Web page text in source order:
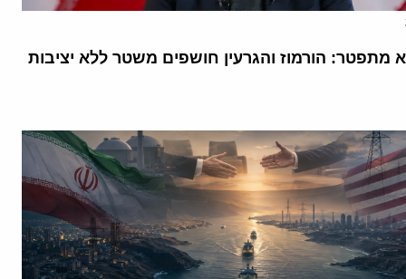
מתפטר: הורמוז והגרעין חושפים משטר ללא יציבות